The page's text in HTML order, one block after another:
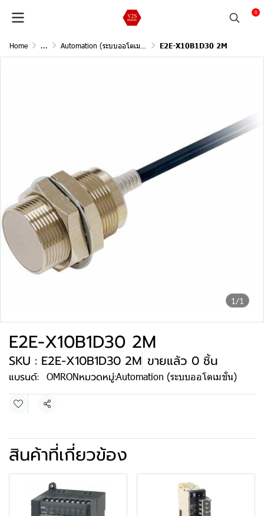
0
Home ... Automation (ระบบออโตเมชั่น) E2E-X10B1D30 2M
1/1
E2E-X10B1D30 2M
SKU : E2E-X10B1D30 2M ขายแล้ว 0 ชิ้น
แบรนด์: OMRONหมวดหมู่:Automation (ระบบออโตเมชั่น)
แชร์
สินค้าที่เกี่ยวข้อง